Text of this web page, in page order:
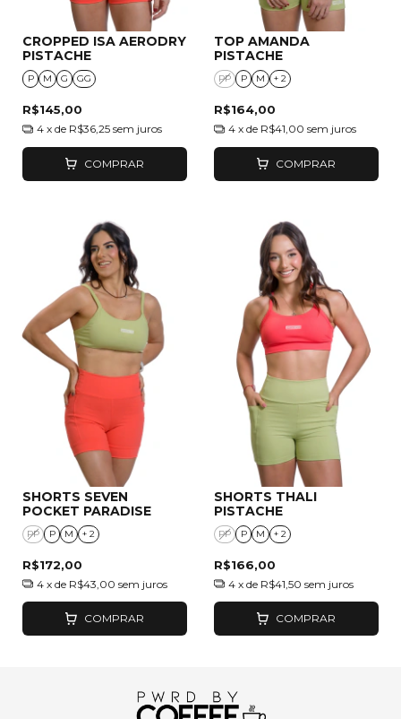
CROPPED ISA AERODRY
PISTACHE
P M G GG
R$145,00
4 x de R$36,25 sem juros
COMPRAR
TOP AMANDA
PISTACHE
PP P M + 2
R$164,00
4 x de R$41,00 sem juros
COMPRAR
SHORTS SEVEN
POCKET PARADISE
PP P M + 2
R$172,00
4 x de R$43,00 sem juros
COMPRAR
SHORTS THALI
PISTACHE
PP P M + 2
R$166,00
4 x de R$41,50 sem juros
COMPRAR